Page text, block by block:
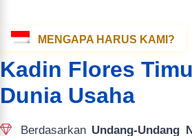
MENGAPA HARUS KAMI?
Kadin Flores
Dunia Usaha
Berdasarkan Undang-Undang